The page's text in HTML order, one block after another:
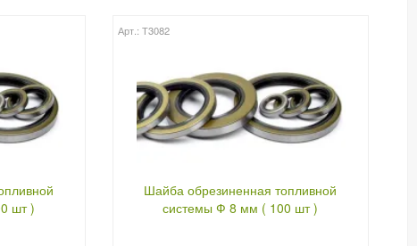
шт )
Арт.: Т3082
Шайба обрезиненная топливной
системы Ф 8 мм ( 100 шт )